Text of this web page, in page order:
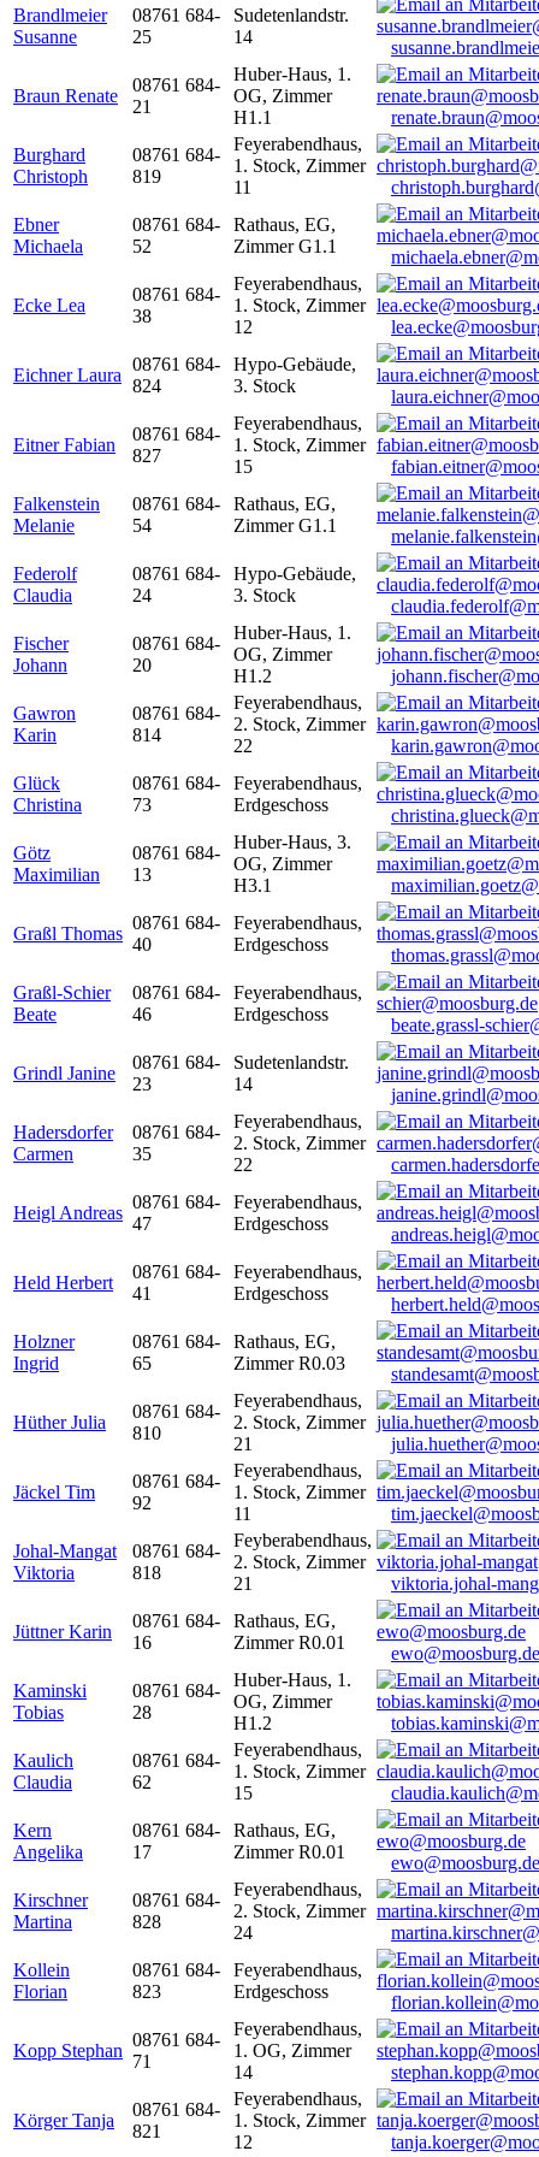
Brandlmeier
Susanne
08761 684-
25
Sudetenlandstr.
14
Braun Renate
08761 684-
21
Huber-Haus, 1.
OG, Zimmer
H1.1
Burghard
Christoph
08761 684-
819
Feyerabendhaus,
1. Stock, Zimmer
11
Ebner
Michaela
08761 684-
52
Rathaus, EG,
Zimmer G1.1
Ecke Lea
08761 684-
38
Feyerabendhaus,
1. Stock, Zimmer
12
Eichner Laura
08761 684-
824
Hypo-Gebäude,
3. Stock
Eitner Fabian
08761 684-
827
Feyerabendhaus,
1. Stock, Zimmer
15
Falkenstein
Melanie
08761 684-
54
Rathaus, EG,
Zimmer G1.1
Federolf
Claudia
08761 684-
24
Hypo-Gebäude,
3. Stock
Fischer
Johann
08761 684-
20
Huber-Haus, 1.
OG, Zimmer
H1.2
Gawron
Karin
08761 684-
814
Feyerabendhaus,
2. Stock, Zimmer
22
Glück
Christina
08761 684-
73
Feyerabendhaus,
Erdgeschoss
Götz
Maximilian
08761 684-
13
Huber-Haus, 3.
OG, Zimmer
H3.1
Graßl Thomas
08761 684-
40
Feyerabendhaus,
Erdgeschoss
Graßl-Schier
Beate
08761 684-
46
Feyerabendhaus,
Erdgeschoss
beate.grassl-
Grindl Janine
08761 684-
23
Sudetenlandstr.
14
Hadersdorfer
Carmen
08761 684-
35
Feyerabendhaus,
2. Stock, Zimmer
22
Heigl Andreas
08761 684-
47
Feyerabendhaus,
Erdgeschoss
Held Herbert
08761 684-
41
Feyerabendhaus,
Erdgeschoss
Holzner
Ingrid
08761 684-
65
Rathaus, EG,
Zimmer R0.03
Hüther Julia
08761 684-
810
Feyerabendhaus,
2. Stock, Zimmer
21
Jäckel Tim
08761 684-
92
Feyerabendhaus,
1. Stock, Zimmer
11
Johal-Mangat
Viktoria
08761 684-
818
Feyberabendhaus,
2. Stock, Zimmer
21
viktoria.johal-
Jüttner Karin
08761 684-
16
Rathaus, EG,
Zimmer R0.01
ewo@moosburg.de
Kaminski
Tobias
08761 684-
28
Huber-Haus, 1.
OG, Zimmer
H1.2
Kaulich
Claudia
08761 684-
62
Feyerabendhaus,
1. Stock, Zimmer
15
Kern
Angelika
08761 684-
17
Rathaus, EG,
Zimmer R0.01
ewo@moosburg.de
Kirschner
Martina
08761 684-
828
Feyerabendhaus,
2. Stock, Zimmer
24
Kollein
Florian
08761 684-
823
Feyerabendhaus,
Erdgeschoss
Kopp Stephan
08761 684-
71
Feyerabendhaus,
1. OG, Zimmer
14
Körger Tanja
08761 684-
821
Feyerabendhaus,
1. Stock, Zimmer
12